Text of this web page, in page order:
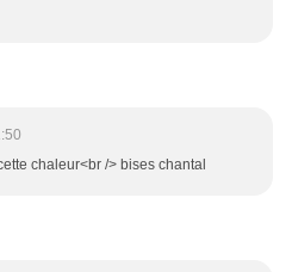
chaleur<br /> bises chantal